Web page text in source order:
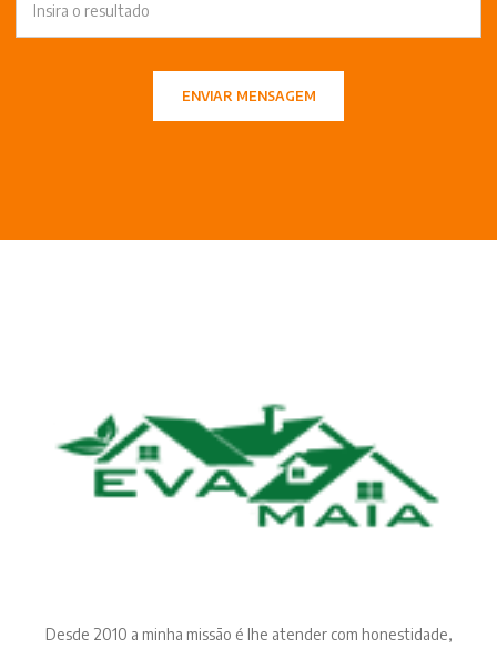
ENVIAR MENSAGEM
Desde 2010 a minha missão é lhe atender com honestidade,